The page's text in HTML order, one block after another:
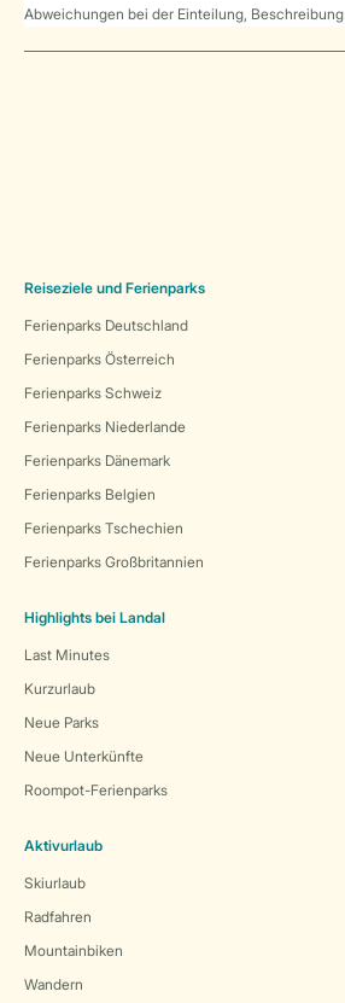
Abweichungen bei der Einteilung,
Reiseziele und Ferienparks
Ferienparks Deutschland
Ferienparks Österreich
Ferienparks Schweiz
Ferienparks Niederlande
Ferienparks Dänemark
Ferienparks Belgien
Ferienparks Tschechien
Ferienparks Großbritannien
Highlights bei Landal
Last Minutes
Kurzurlaub
Neue Parks
Neue Unterkünfte
Roompot-Ferienparks
Aktivurlaub
Skiurlaub
Radfahren
Mountainbiken
Wandern